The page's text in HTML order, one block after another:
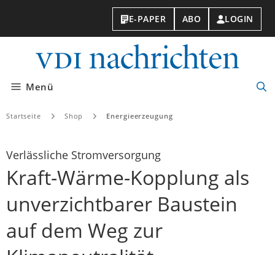
E-PAPER ABO LOGIN
Menü
Startseite Shop Energieerzeugung
Verlässliche Stromversorgung
Kraft-Wärme-Kopplung als
unverzichtbarer Baustein
auf dem Weg zur